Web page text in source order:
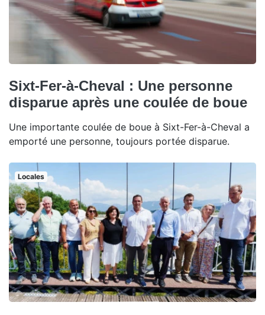
Sixt-Fer-à-Cheval : Une personne
disparue après une coulée de boue
Une importante coulée de boue à Sixt-Fer-à-Cheval a
emporté une personne, toujours portée disparue.
Locales